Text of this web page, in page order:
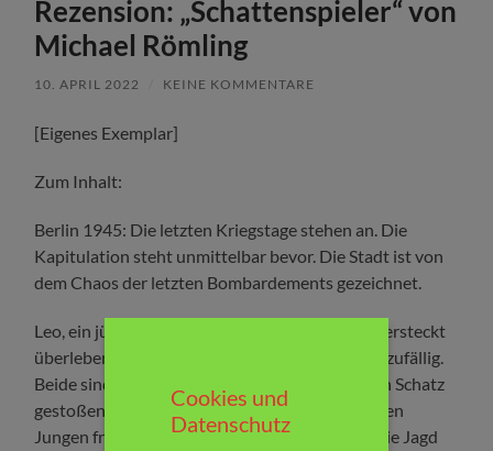
Rezension: „Schattenspieler“ von
Michael Römling
10. APRIL 2022 KEINE KOMMENTARE
[Eigenes Exemplar]
Zum Inhalt:
Berlin 1945: Die letzten Kriegstage stehen an. Die
Kapitulation steht unmittelbar bevor. Die Stadt ist von
dem Chaos der letzten Bombardements gezeichnet.
Leo, ein jüdischer Junge, der die letzten Jahre versteckt
überleben konnte und Friedrich begegnen sich zufällig.
Beide sind zufällig auf ein Geheimnis über einen Schatz
gestoßen, dass sie nicht mehr loslässt. Die beiden
Jungen freunden sich an und machen sich auf die Jagd
Cookies und
Datenschutz